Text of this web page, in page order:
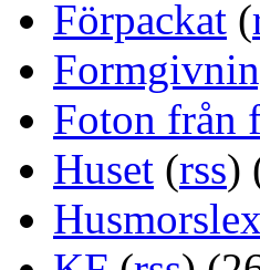
Förpackat (
Foton från
Huset (rss)